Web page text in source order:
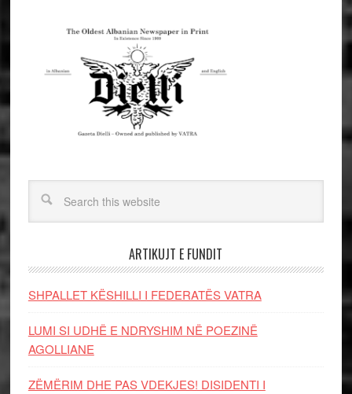
ARTIKUJT E FUNDIT
SHPALLET KËSHILLI I FEDERATËS VATRA
LUMI SI UDHË E NDRYSHIM NË POEZINË
AGOLLIANE
ZËMËRIM DHE PAS VDEKJES! DISIDENTI I